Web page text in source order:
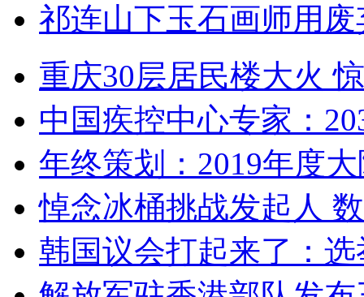
祁连山下玉石画师用
重庆30层居民楼大火
中国疾控中心专家：
年终策划：2019年度
悼念冰桶挑战发起人
韩国议会打起来了：